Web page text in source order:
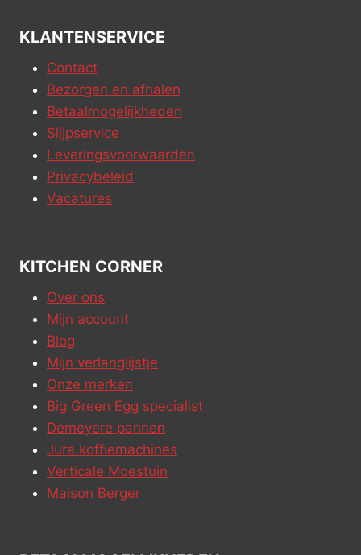
KLANTENSERVICE
Contact
Bezorgen en afhalen
Betaalmogelijkheden
Slijpservice
Leveringsvoorwaarden
Privacybeleid
Vacatures
KITCHEN CORNER
Over ons
Mijn account
Blog
Mijn verlanglijstje
Onze merken
Big Green Egg specialist
Demeyere pannen
Jura koffiemachines
Verticale Moestuin
Maison Berger